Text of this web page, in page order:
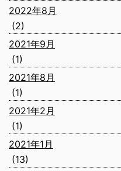
2022年8月
(2)
2021年9月
(1)
2021年8月
(1)
2021年2月
(1)
2021年1月
(13)